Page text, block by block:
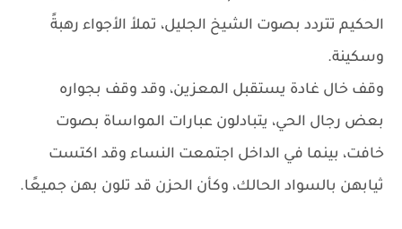
الحكيم تتردد بصوت الشيخ الجليل، تملأ الأجواء رهبةً
وسكينة.
وقف خال غادة يستقبل المعزين، وقد وقف بجواره
بعض رجال الحي، يتبادلون عبارات المواساة بصوت
خافت، بينما في الداخل اجتمعت النساء وقد اكتست
ثيابهن بالسواد الحالك، وكأن الحزن قد تلون بهن جميعًا.